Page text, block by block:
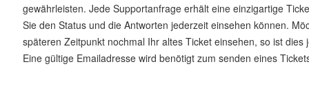
gewährleisten. Jede Supportanfrage erhält eine einzigartige
Sie den Status und die Antworten jederzeit einsehen können.
späteren Zeitpunkt nochmal Ihr altes Ticket einsehen, so ist dies
Eine gültige Emailadresse wird benötigt zum senden eines